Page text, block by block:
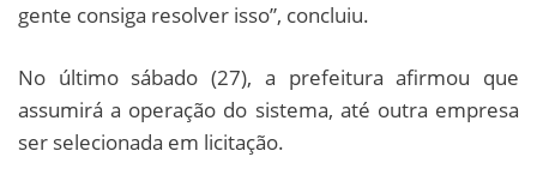
gente consiga resolver isso”, concluiu.
No último sábado (27), a prefeitura afirmou que
assumirá a operação do sistema, até outra empresa
ser selecionada em licitação.